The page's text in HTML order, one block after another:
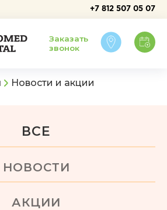
+7 812 507 05 07
Заказать
звонок
Новости и акции
ВСЕ
НОВОСТИ
АКЦИИ